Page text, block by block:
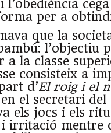
per a
que la
l’objectiu
a la classe
consisteix a
d’El roig i el
el secretari del
els jocs i els
i irritació mentre